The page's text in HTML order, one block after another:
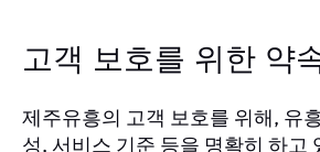
고객 보호를 위한 약
제주유흥의 고객 보호를 위해, 유
성, 서비스 기준 등을 명확히 하고